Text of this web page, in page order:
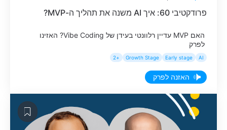
פרודקטיבי 60: איך AI משנה את תהליך ה-MVP?
האם MVP עדיין רלוונטי בעידן של Vibe Coding? האזינו
לפרק
AI
Early stage
Growth Stage
+2
האזנה לפרק